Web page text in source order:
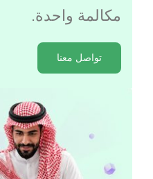
مكالمة واحدة.
تواصل معنا